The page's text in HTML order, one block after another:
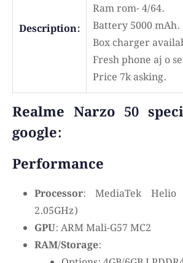
Description:
Ram rom- 4/64.
Battery 5000 mAh.
Box charger
Fresh phone aj o
Price 7k asking.
Realme Narzo 50
google:
Performance
Processor: MediaTek Helio
2.05GHz)
GPU: ARM Mali-G57 MC2
RAM/Storage: